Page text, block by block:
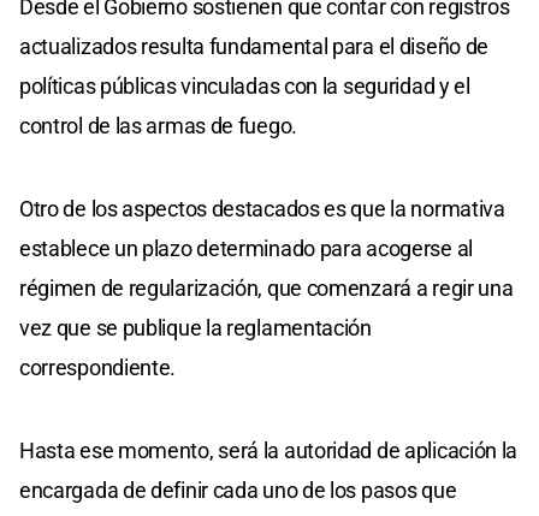
Desde el Gobierno sostienen que contar con registros
actualizados resulta fundamental para el diseño de
políticas públicas vinculadas con la seguridad y el
control de las armas de fuego.
Otro de los aspectos destacados es que la normativa
establece un plazo determinado para acogerse al
régimen de regularización, que comenzará a regir una
vez que se publique la reglamentación
correspondiente.
Hasta ese momento, será la autoridad de aplicación la
encargada de definir cada uno de los pasos que